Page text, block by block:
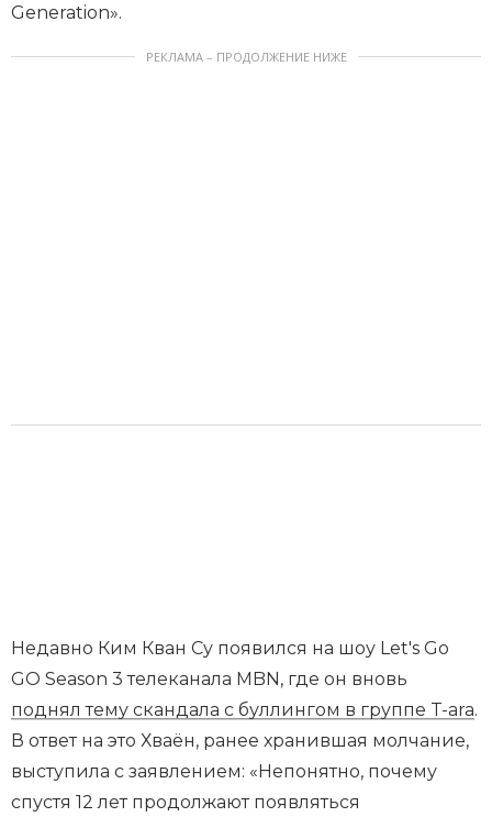
Generation».
РЕКЛАМА – ПРОДОЛЖЕНИЕ НИЖЕ
Недавно Ким Кван Су появился на шоу Let's Go
GO Season 3 телеканала MBN, где он вновь
поднял тему скандала с буллингом в группе T-ara.
В ответ на это Хваён, ранее хранившая молчание,
выступила с заявлением: «Непонятно, почему
спустя 12 лет продолжают появляться